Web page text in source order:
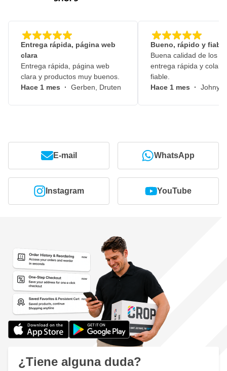
Entrega rápida, página web
clara
Entrega rápida, página web
clara y productos muy buenos.
Hace 1 mes · Gerben, Druten
Bueno, rápido y fiable
Buena calidad de los
entrega rápida y
fiable.
Hace 1 mes · Johny,
E-mail WhatsApp
Instagram YouTube
¿Tiene alguna duda?